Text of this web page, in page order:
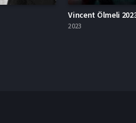
2023